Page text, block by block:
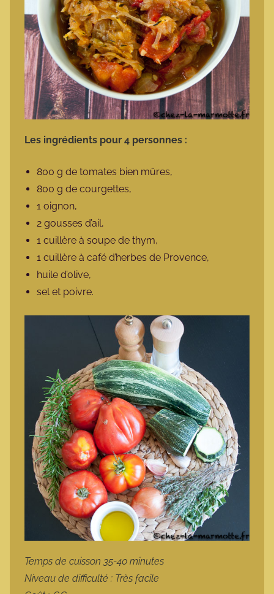
Les ingrédients pour 4 personnes :
800 g de tomates bien mûres,
800 g de courgettes,
1 oignon,
2 gousses d’ail,
1 cuillère à soupe de thym,
1 cuillère à café d’herbes de Provence,
huile d’olive,
sel et poivre.
Temps de cuisson 35-40 minutes
Niveau de difficulté : Très facile